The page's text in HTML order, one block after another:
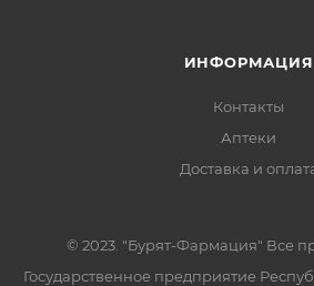
ИНФОРМАЦИЯ
Контакты
Аптеки
Доставка и
© 2023. "Бурят-Фармация" Все
Государственное предприятие